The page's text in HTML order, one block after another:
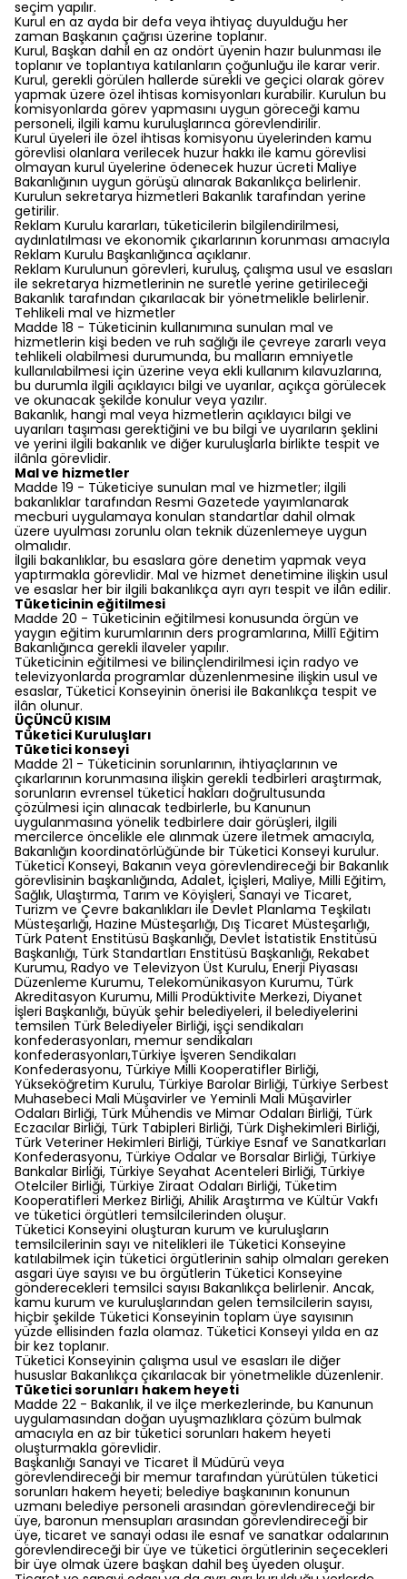
seçim yapılır.
Kurul en az ayda bir defa veya ihtiyaç duyulduğu her
zaman Başkanın çağrısı üzerine toplanır.
Kurul, Başkan dahil en az ondört üyenin hazır bulunması ile
toplanır ve toplantıya katılanların çoğunluğu ile karar verir.
Kurul, gerekli görülen hallerde sürekli ve geçici olarak görev
yapmak üzere özel ihtisas komisyonları kurabilir. Kurulun bu
komisyonlarda görev yapmasını uygun göreceği kamu
personeli, ilgili kamu kuruluşlarınca görevlendirilir.
Kurul üyeleri ile özel ihtisas komisyonu üyelerinden kamu
görevlisi olanlara verilecek huzur hakkı ile kamu görevlisi
olmayan kurul üyelerine ödenecek huzur ücreti Maliye
Bakanlığının uygun görüşü alınarak Bakanlıkça belirlenir.
Kurulun sekretarya hizmetleri Bakanlık tarafından yerine
getirilir.
Reklam Kurulu kararları, tüketicilerin bilgilendirilmesi,
aydınlatılması ve ekonomik çıkarlarının korunması amacıyla
Reklam Kurulu Başkanlığınca açıklanır.
Reklam Kurulunun görevleri, kuruluş, çalışma usul ve esasları
ile sekretarya hizmetlerinin ne suretle yerine getirileceği
Bakanlık tarafından çıkarılacak bir yönetmelikle belirlenir.
Tehlikeli mal ve hizmetler
Madde 18 - Tüketicinin kullanımına sunulan mal ve
hizmetlerin kişi beden ve ruh sağlığı ile çevreye zararlı veya
tehlikeli olabilmesi durumunda, bu malların emniyetle
kullanılabilmesi için üzerine veya ekli kullanım kılavuzlarına,
bu durumla ilgili açıklayıcı bilgi ve uyarılar, açıkça görülecek
ve okunacak şekilde konulur veya yazılır.
Bakanlık, hangi mal veya hizmetlerin açıklayıcı bilgi ve
uyarıları taşıması gerektiğini ve bu bilgi ve uyarıların şeklini
ve yerini ilgili bakanlık ve diğer kuruluşlarla birlikte tespit ve
ilânla görevlidir.
Mal ve hizmetler
Madde 19 - Tüketiciye sunulan mal ve hizmetler; ilgili
bakanlıklar tarafından Resmi Gazetede yayımlanarak
mecburi uygulamaya konulan standartlar dahil olmak
üzere uyulması zorunlu olan teknik düzenlemeye uygun
olmalıdır.
İlgili bakanlıklar, bu esaslara göre denetim yapmak veya
yaptırmakla görevlidir. Mal ve hizmet denetimine ilişkin usul
ve esaslar her bir ilgili bakanlıkça ayrı ayrı tespit ve ilân edilir.
Tüketicinin eğitilmesi
Madde 20 - Tüketicinin eğitilmesi konusunda örgün ve
yaygın eğitim kurumlarının ders programlarına, Millî Eğitim
Bakanlığınca gerekli ilaveler yapılır.
Tüketicinin eğitilmesi ve bilinçlendirilmesi için radyo ve
televizyonlarda programlar düzenlenmesine ilişkin usul ve
esaslar, Tüketici Konseyinin önerisi ile Bakanlıkça tespit ve
ilân olunur.
ÜÇÜNCÜ KISIM
Tüketici Kuruluşları
Tüketici konseyi
Madde 21 - Tüketicinin sorunlarının, ihtiyaçlarının ve
çıkarlarının korunmasına ilişkin gerekli tedbirleri araştırmak,
sorunların evrensel tüketici hakları doğrultusunda
çözülmesi için alınacak tedbirlerle, bu Kanunun
uygulanmasına yönelik tedbirlere dair görüşleri, ilgili
mercilerce öncelikle ele alınmak üzere iletmek amacıyla,
Bakanlığın koordinatörlüğünde bir Tüketici Konseyi kurulur.
Tüketici Konseyi, Bakanın veya görevlendireceği bir Bakanlık
görevlisinin başkanlığında, Adalet, İçişleri, Maliye, Milli Eğitim,
Sağlık, Ulaştırma, Tarım ve Köyişleri, Sanayi ve Ticaret,
Turizm ve Çevre bakanlıkları ile Devlet Planlama Teşkilatı
Müsteşarlığı, Hazine Müsteşarlığı, Dış Ticaret Müsteşarlığı,
Türk Patent Enstitüsü Başkanlığı, Devlet İstatistik Enstitüsü
Başkanlığı, Türk Standartları Enstitüsü Başkanlığı, Rekabet
Kurumu, Radyo ve Televizyon Üst Kurulu, Enerji Piyasası
Düzenleme Kurumu, Telekomünikasyon Kurumu, Türk
Akreditasyon Kurumu, Milli Prodüktivite Merkezi, Diyanet
İşleri Başkanlığı, büyük şehir belediyeleri, il belediyelerini
temsilen Türk Belediyeler Birliği, işçi sendikaları
konfederasyonları, memur sendikaları
konfederasyonları,Türkiye İşveren Sendikaları
Konfederasyonu, Türkiye Milli Kooperatifler Birliği,
Yükseköğretim Kurulu, Türkiye Barolar Birliği, Türkiye Serbest
Muhasebeci Mali Müşavirler ve Yeminli Mali Müşavirler
Odaları Birliği, Türk Mühendis ve Mimar Odaları Birliği, Türk
Eczacılar Birliği, Türk Tabipleri Birliği, Türk Dişhekimleri Birliği,
Türk Veteriner Hekimleri Birliği, Türkiye Esnaf ve Sanatkarları
Konfederasyonu, Türkiye Odalar ve Borsalar Birliği, Türkiye
Bankalar Birliği, Türkiye Seyahat Acenteleri Birliği, Türkiye
Otelciler Birliği, Türkiye Ziraat Odaları Birliği, Tüketim
Kooperatifleri Merkez Birliği, Ahilik Araştırma ve Kültür Vakfı
ve tüketici örgütleri temsilcilerinden oluşur.
Tüketici Konseyini oluşturan kurum ve kuruluşların
temsilcilerinin sayı ve nitelikleri ile Tüketici Konseyine
katılabilmek için tüketici örgütlerinin sahip olmaları gereken
asgari üye sayısı ve bu örgütlerin Tüketici Konseyine
gönderecekleri temsilci sayısı Bakanlıkça belirlenir. Ancak,
kamu kurum ve kuruluşlarından gelen temsilcilerin sayısı,
hiçbir şekilde Tüketici Konseyinin toplam üye sayısının
yüzde ellisinden fazla olamaz. Tüketici Konseyi yılda en az
bir kez toplanır.
Tüketici Konseyinin çalışma usul ve esasları ile diğer
hususlar Bakanlıkça çıkarılacak bir yönetmelikle düzenlenir.
Tüketici sorunları hakem heyeti
Madde 22 - Bakanlık, il ve ilçe merkezlerinde, bu Kanunun
uygulamasından doğan uyuşmazlıklara çözüm bulmak
amacıyla en az bir tüketici sorunları hakem heyeti
oluşturmakla görevlidir.
Başkanlığı Sanayi ve Ticaret İl Müdürü veya
görevlendireceği bir memur tarafından yürütülen tüketici
sorunları hakem heyeti; belediye başkanının konunun
uzmanı belediye personeli arasından görevlendireceği bir
üye, baronun mensupları arasından görevlendireceği bir
üye, ticaret ve sanayi odası ile esnaf ve sanatkar odalarının
görevlendireceği bir üye ve tüketici örgütlerinin seçecekleri
bir üye olmak üzere başkan dahil beş üyeden oluşur.